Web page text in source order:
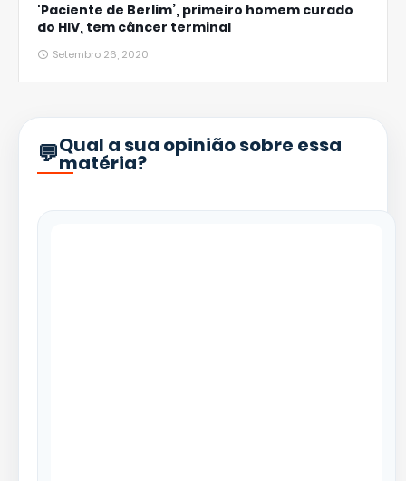
'Paciente de Berlim’, primeiro homem curado
do HIV, tem câncer terminal
Setembro 26, 2020
Qual a sua opinião sobre essa
matéria?